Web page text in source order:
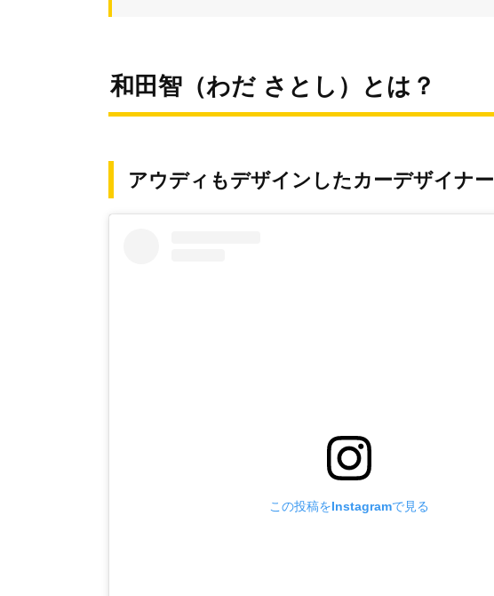
和田智（わだ さとし）とは？
アウディもデザインしたカーデザイナー
この投稿をInstagramで見る